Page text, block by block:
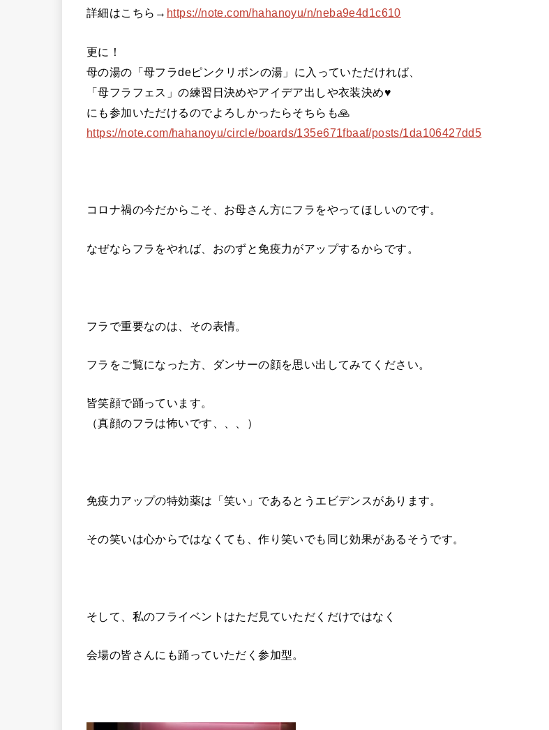
詳細はこちら→ https://note.com/hahanoyu/n/neba9e4d1c610
更に！
母の湯の「母フラdeピンクリボンの湯」に入っていただければ、
「母フラフェス」の練習日決めやアイデア出しや衣装決め♥
にも参加いただけるのでよろしかったらそちらも🙏
https://note.com/hahanoyu/circle/boards/135e671fbaaf/posts/1da106427dd5
コロナ禍の今だからこそ、お母さん方にフラをやってほしいのです。
なぜならフラをやれば、おのずと免疫力がアップするからです。
フラで重要なのは、その表情。
フラをご覧になった方、ダンサーの顔を思い出してみてください。
皆笑顔で踊っています。
（真顔のフラは怖いです、、、）
免疫力アップの特効薬は「笑い」であるとうエビデンスがあります。
その笑いは心からではなくても、作り笑いでも同じ効果があるそうです。
そして、私のフライベントはただ見ていただくだけではなく
会場の皆さんにも踊っていただく参加型。